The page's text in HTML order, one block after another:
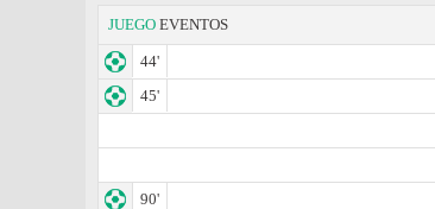
JUEGO EVENTOS
44'
45'
90'